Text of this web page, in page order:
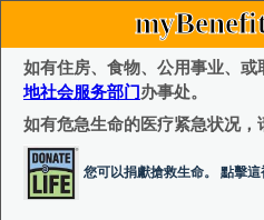
如有住房、食物、公用事业、
地社会服务部门办事处。
如有危急生命的医疗紧急状况，
您可以捐獻搶救生命。 點擊